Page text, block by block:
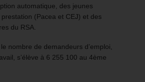
automatique, des jeunes
prestation (Pacea et CEJ) et des
du RSA.
nombre de demandeurs d’emploi,
s’élève à 6 255 100 au 4ème